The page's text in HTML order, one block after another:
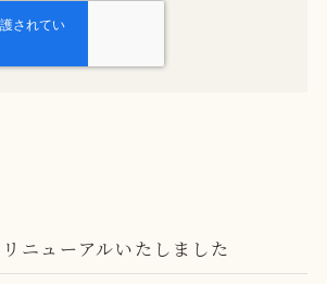
ニューアルいたしました